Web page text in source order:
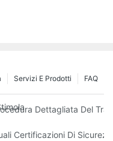
FAQ
Servizi E Prodotti
La Crescita,
Dettagliata Del
Per La Cura Dei Capelli
Certificazioni Di